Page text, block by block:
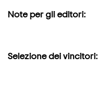
Note per gli editori:
Selezione dei vincitori: